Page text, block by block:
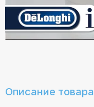
Описание товара